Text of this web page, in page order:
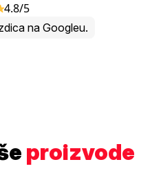
4.8/5
na Googleu.
proizvode